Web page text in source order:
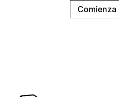
Comienza